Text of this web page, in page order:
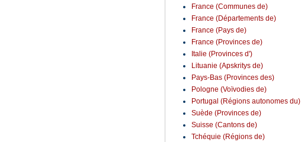
France (Communes de)
France (Départements de)
France (Pays de)
France (Provinces de)
Italie (Provinces d')
Lituanie (Apskritys de)
Pays-Bas (Provinces des)
Pologne (Voïvodies de)
Portugal (Régions autonomes du)
Suède (Provinces de)
Suisse (Cantons de)
Tchéquie (Régions de)